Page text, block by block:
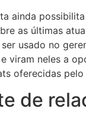
ainda
as últimas
usado no
viram neles a
oferecidas pelo
de